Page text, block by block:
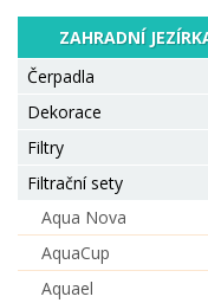
ZAHRADNÍ
Čerpadla
Dekorace
Filtry
Filtrační sety
Aqua Nova
AquaCup
Aquael